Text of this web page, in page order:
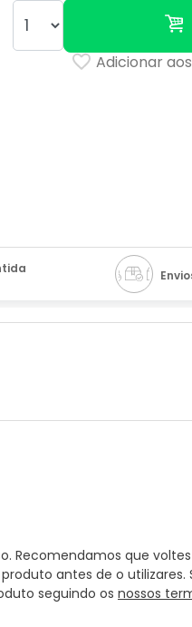
Adicionar
Recomendamos que
antes de o utilizares.
seguindo os nossos